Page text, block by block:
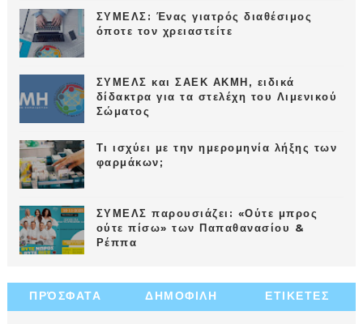
ΣΥΜΕΛΣ: Ένας γιατρός διαθέσιμος
όποτε τον χρειαστείτε
ΣΥΜΕΛΣ και ΣΑΕΚ ΑΚΜΗ, ειδικά
δίδακτρα για τα στελέχη του Λιμενικού
Σώματος
Τι ισχύει με την ημερομηνία λήξης των
φαρμάκων;
ΣΥΜΕΛΣ παρουσιάζει: «Ούτε μπρος
ούτε πίσω» των Παπαθανασίου &
Ρέππα
ΠΡΌΣΦΑΤΑ ΔΗΜΟΦΙΛΗ ΕΤΙΚΕΤΕΣ